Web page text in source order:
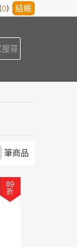
0) 結帳
筆商品
89
折